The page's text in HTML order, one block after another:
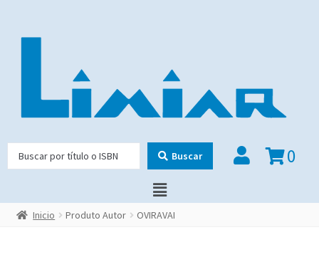
Buscar 0
Inicio Produto Autor OVIRAVAI